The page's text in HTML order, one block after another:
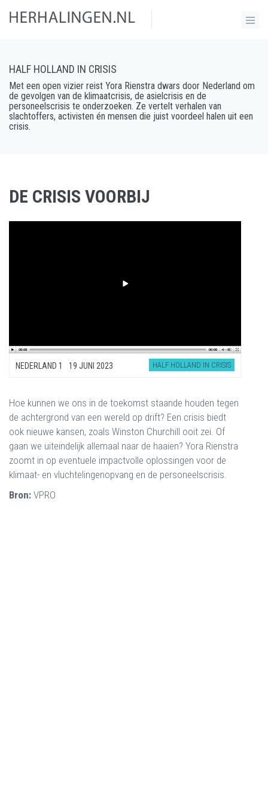
HALF HOLLAND IN CRISIS
Met een open vizier reist Yora Rienstra dwars door Nederland om
de gevolgen van de klimaatcrisis, de asielcrisis en de
personeelscrisis te onderzoeken. Ze vertelt verhalen van
slachtoffers, activisten én mensen die juist voordeel halen uit een
crisis.
DE CRISIS VOORBIJ
NEDERLAND 1 19 JUNI 2023 HALF HOLLAND IN CRISIS
Hoe kunnen we ons in de toekomst staande houden tegen
de achtergrond van een wereld op drift? Een crisis biedt
ook nieuwe kansen, zoals Winston Churchill ooit zei. Of
gaan we uiteindelijk allemaal naar de haaien? Yora Rienstra
zoomt in op eventuele impactvolle oplossingen voor de
klimaat- en vluchtelingenopvang en de personeelscrisis.
Bron: VPRO